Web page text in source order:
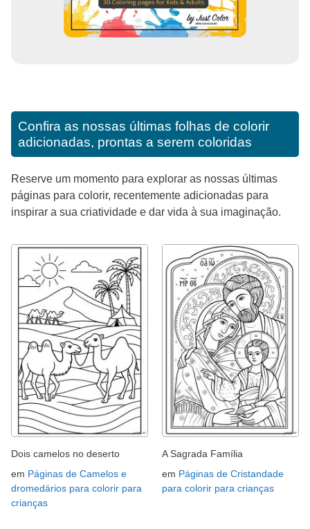
Confira as nossas últimas folhas de colorir
adicionadas, prontas a serem coloridas
Reserve um momento para explorar as nossas últimas
páginas para colorir, recentemente adicionadas para
inspirar a sua criatividade e dar vida à sua imaginação.
Dois camelos no deserto
em Páginas de Camelos e
dromedários para colorir para
crianças
A Sagrada Família
em Páginas de Cristandade
para colorir para crianças